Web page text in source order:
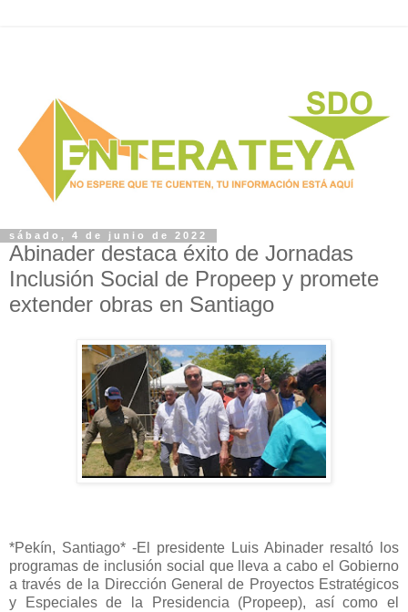
sábado, 4 de junio de 2022
Abinader destaca éxito de Jornadas
Inclusión Social de Propeep y promete
extender obras en Santiago
*Pekín, Santiago* -El presidente Luis Abinader resaltó los
programas de inclusión social que lleva a cabo el Gobierno
a través de la Dirección General de Proyectos Estratégicos
y Especiales de la Presidencia (Propeep), así como el